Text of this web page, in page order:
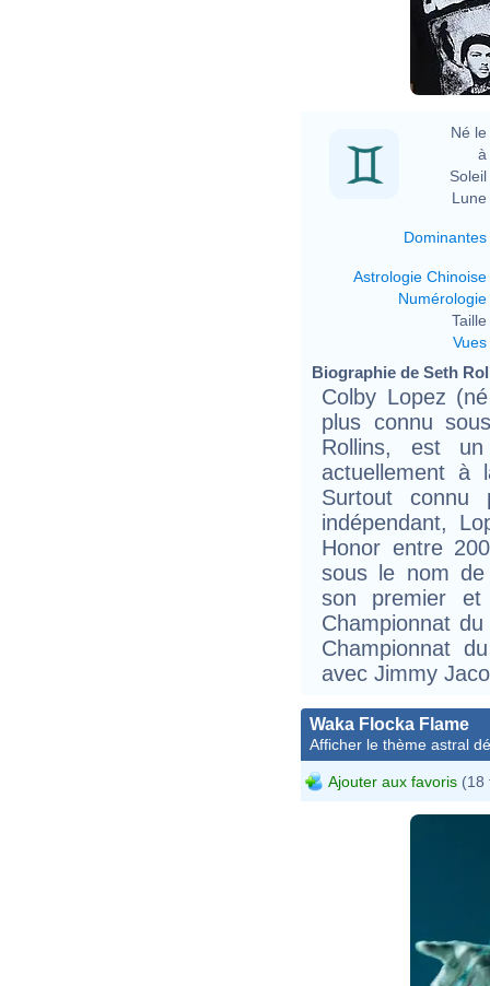
Né le
à
Soleil
Lune
Dominantes
Astrologie Chinoise
Numérologie
Taille
Vues
Biographie de Seth
Colby Lopez
plus connu
Rollins, est
actuellement à
Surtout
indépendant,
Honor entre
sous le nom de
son premier et
Championnat
Championnat
avec Jimmy
Waka Flocka Flame
Afficher le thème astral
Ajouter aux favoris (18